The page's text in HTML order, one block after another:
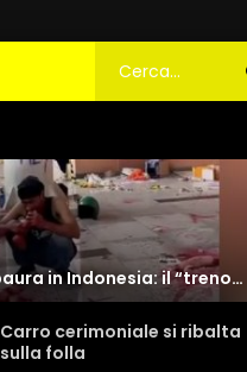
Che paura in Indonesia: il “treno per l’Apocalisse” è infestato dagli zombie
Carro cerimoniale si ribalta
sulla folla